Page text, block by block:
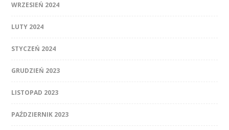
WRZESIEŃ 2024
LUTY 2024
STYCZEŃ 2024
GRUDZIEŃ 2023
LISTOPAD 2023
PAŹDZIERNIK 2023